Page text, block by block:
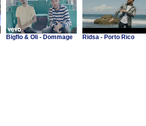
Bigflo & Oli - Dommage Ridsa - Porto Rico